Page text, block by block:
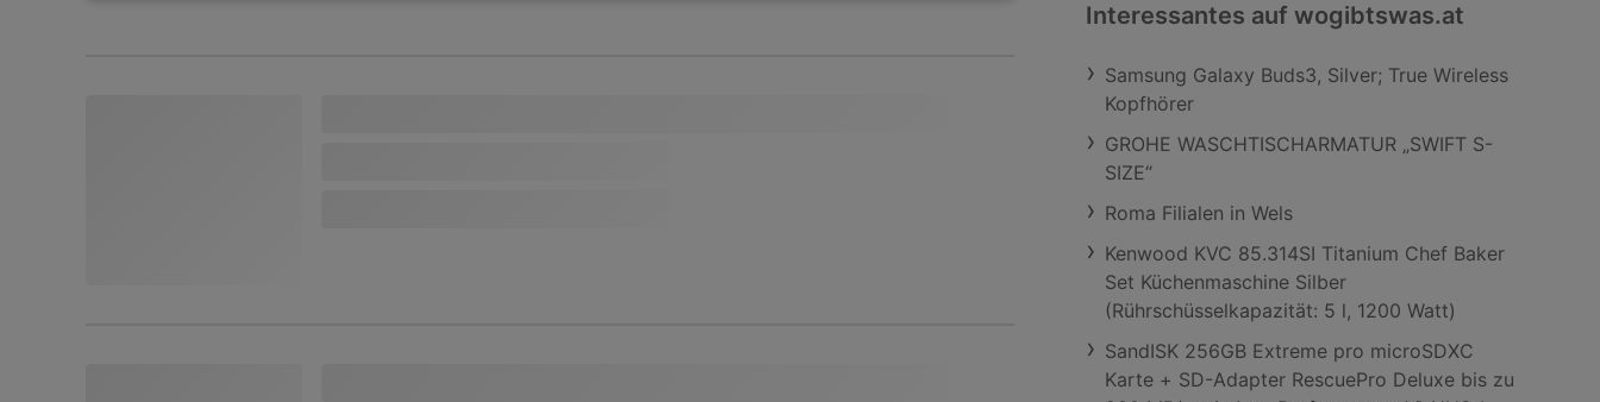
Interessantes auf wogibtswas.at
Samsung Galaxy Buds3, Silver; True Wireless
Kopfhörer
GROHE WASCHTISCHARMATUR „SWIFT S-
SIZE“
Roma Filialen in Wels
Kenwood KVC 85.314SI Titanium Chef Baker
Set Küchenmaschine Silber
(Rührschüsselkapazität: 5 l, 1200 Watt)
SandISK 256GB Extreme pro microSDXC
Karte + SD-Adapter RescuePro Deluxe bis zu